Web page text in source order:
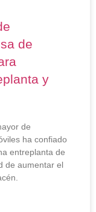
de
y
de
ha confiado
entreplanta de
de aumentar el